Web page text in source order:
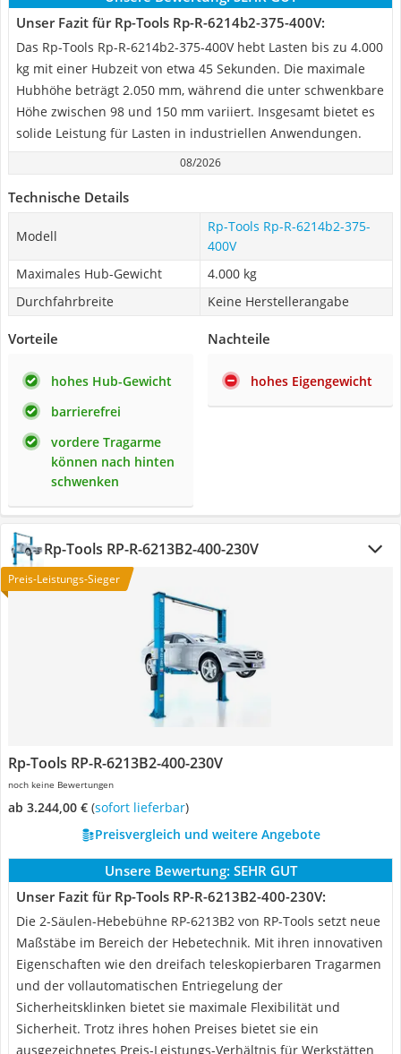
Unser Fazit für Rp-Tools ‎Rp-R-6214b2-375-400V:
Das Rp-Tools Rp-R-6214b2-375-400V hebt Lasten bis zu 4.000
kg mit einer Hubzeit von etwa 45 Sekunden. Die maximale
Hubhöhe beträgt 2.050 mm, während die unter schwenkbare
Höhe zwischen 98 und 150 mm variiert. Insgesamt bietet es
solide Leistung für Lasten in industriellen Anwendungen.
08/2026
Technische Details
Modell
Rp-Tools ‎Rp-R-6214b2-375-
400V
Maximales Hub-Gewicht
4.000 kg
Durchfahrbreite
Keine Herstellerangabe
Vorteile
hohes Hub-Gewicht
barrierefrei
vordere Tragarme
können nach hinten
schwenken
Nachteile
hohes Eigengewicht
Rp-Tools ‎RP-R-6213B2-400-230V
Preis-Leistungs-Sieger
Rp-Tools ‎RP-R-6213B2-400-230V
noch keine Bewertungen
ab 3.244,00 € ( Sofort lieferbar)
Preisvergleich und weitere Angebote
Unsere Bewertung: SEHR GUT
Unser Fazit für Rp-Tools ‎RP-R-6213B2-400-230V:
Die 2-Säulen-Hebebühne RP-6213B2 von RP-Tools setzt neue
Maßstäbe im Bereich der Hebetechnik. Mit ihren innovativen
Eigenschaften wie den dreifach teleskopierbaren Tragarmen
und der vollautomatischen Entriegelung der
Sicherheitsklinken bietet sie maximale Flexibilität und
Sicherheit. Trotz ihres hohen Preises bietet sie ein
ausgezeichnetes Preis-Leistungs-Verhältnis für Werkstätten